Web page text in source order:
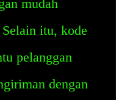
mudah
itu, kode
pelanggan
dengan